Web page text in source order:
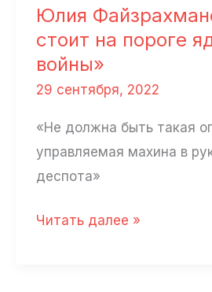
Германии
1937-
го»
Юлия
стоит на пороге
войны»
29 сентября, 2022
«Не должна быть такая
управляемая махина в
деспота»
Юлия
Читать далее »